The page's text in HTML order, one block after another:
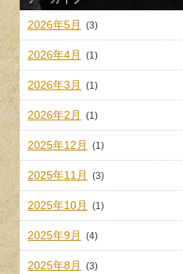
2026年5月 (3)
2026年4月 (1)
2026年3月 (1)
2026年2月 (1)
2025年12月 (1)
2025年11月 (3)
2025年10月 (1)
2025年9月 (4)
2025年8月 (3)